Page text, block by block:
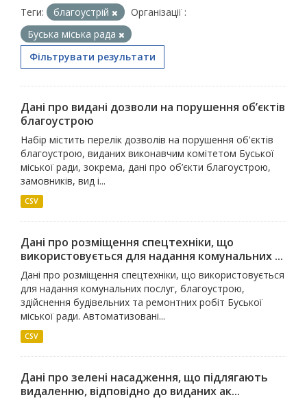
Теги: благоустрій
Організації :
Буська міська рада
Фільтрувати результати
Дані про видані дозволи на порушення об’єктів
благоустрою
Набір містить перелік дозволів на порушення об'єктів
благоустрою, виданих виконавчим комітетом Буської
міської ради, зокрема, дані про об’єкти благоустрою,
замовників, вид і...
CSV
Дані про розміщення спецтехніки, що
використовується для надання комунальних ...
Дані про розміщення спецтехніки, що використовується
для надання комунальних послуг, благоустрою,
здійснення будівельних та ремонтних робіт Буської
міської ради. Автоматизовані...
CSV
Дані про зелені насадження, що підлягають
видаленню, відповідно до виданих ак...